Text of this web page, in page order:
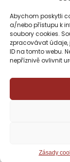
Abychom poskytli
a/nebo přístupu k
soubory cookies.
zpracovávat údaje,
ID na tomto webu.
nepříznivě ovlivnit
Zásady
nám.
591 01 Žďár